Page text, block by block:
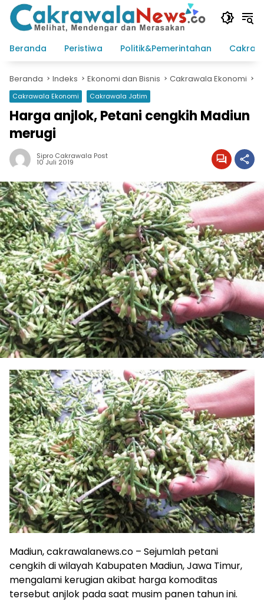
Langsung
konten
Beranda
Peristiwa Politik&Pemerintahan
Beranda Indeks Ekonomi dan Bisnis Cakrawala Ekonomi
Cakrawala Ekonomi Cakrawala Jatim
Harga anjlok, Petani cengkih Madiun
merugi
Sipro Cakrawala Post
10 Juli 2019
Madiun, cakrawalanews.co – Sejumlah petani
cengkih di wilayah Kabupaten Madiun, Jawa Timur,
mengalami kerugian akibat harga komoditas
tersebut anjlok pada saat musim panen tahun ini.